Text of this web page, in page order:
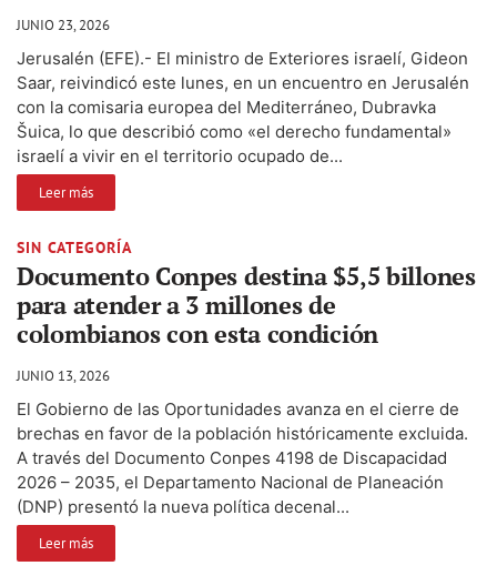
JUNIO 23, 2026
Jerusalén (EFE).- El ministro de Exteriores israelí, Gideon
Saar, reivindicó este lunes, en un encuentro en Jerusalén
con la comisaria europea del Mediterráneo, Dubravka
Šuica, lo que describió como «el derecho fundamental»
israelí a vivir en el territorio ocupado de...
Leer más
SIN CATEGORÍA
Documento Conpes destina $5,5 billones
para atender a 3 millones de
colombianos con esta condición
JUNIO 13, 2026
El Gobierno de las Oportunidades avanza en el cierre de
brechas en favor de la población históricamente excluida.
A través del Documento Conpes 4198 de Discapacidad
2026 – 2035, el Departamento Nacional de Planeación
(DNP) presentó la nueva política decenal...
Leer más